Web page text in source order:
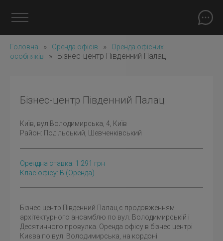
Головна » Оренда офісів »
Оренда офісних
особняків
» Бізнес-центр Південний Палац
Бізнес-центр Південний Палац
Київ , вул.Володимирська, 4, Київ
Район: Подільський Шевченківський
Орендна ставка: 1 291 грн
Клас офісу: B (оренда)
Бізнес центр Південний Палац є продовженням
архітектурного ансамблю по вул. Володимирській і
Десятинного провулка. Оренда офісу в бізнес центрі
Києва по вул. Володимирська, на кордоні